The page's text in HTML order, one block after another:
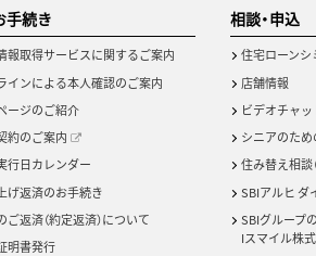
手続き
報取得サービスに関するご案内
インによる本人確認のご案内
ージのご紹介
約のご案内
行日カレンダー
げ返済のお手続き
ご返済（約定返済）について
明書発行
相談・申込
住宅ローンシ
店舗情報
ビデオチャッ
シニアのた
住み替え相談
SBIアルヒ ダ
SBIグループ
Iスマイル株式